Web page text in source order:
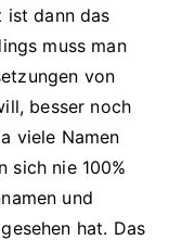
ist dann das
muss man
von
besser noch
viele Namen
sich nie 100%
und
hat. Das